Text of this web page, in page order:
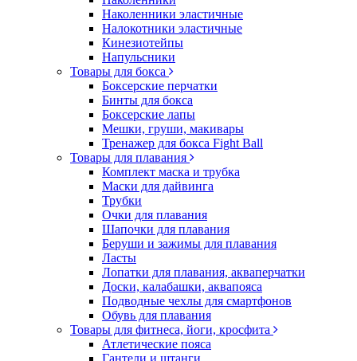
Наколенники эластичные
Налокотники эластичные
Кинезиотейпы
Напульсники
Товары для бокса
Боксерские перчатки
Бинты для бокса
Боксерские лапы
Мешки, груши, макивары
Тренажер для бокса Fight Ball
Товары для плавания
Комплект маска и трубка
Маски для дайвинга
Трубки
Очки для плавания
Шапочки для плавания
Беруши и зажимы для плавания
Ласты
Лопатки для плавания, акваперчатки
Доски, калабашки, аквапояса
Подводные чехлы для смартфонов
Обувь для плавания
Товары для фитнеса, йоги, кросфита
Атлетические пояса
Гантели и штанги